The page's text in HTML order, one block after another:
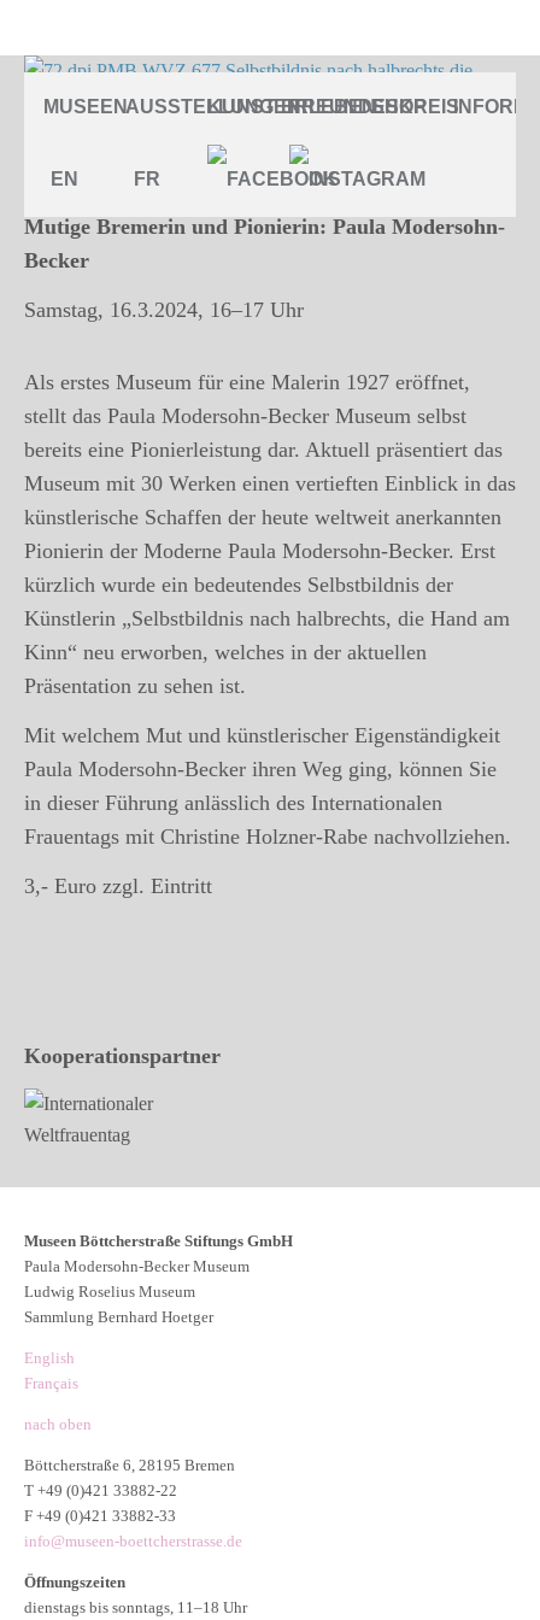
MUSEENAUSSTELLUNGEN
KUNST ERLEBENFREUNDESKREIS
SHOP
EN FR
Mutige Bremerin und Pionierin: Paula
Modersohn-Becker
Führung im Rahmen des Internationalen
Frauentags
Mutige Bremerin und Pionierin: Paula Modersohn-
Becker
Samstag, 16.3.2024, 16–17 Uhr
Als erstes Museum für eine Malerin 1927 eröffnet,
stellt das Paula Modersohn-Becker Museum selbst
bereits eine Pionierleistung dar. Aktuell präsentiert das
Museum mit 30 Werken einen vertieften Einblick in das
künstlerische Schaffen der heute weltweit anerkannten
Pionierin der Moderne Paula Modersohn-Becker. Erst
kürzlich wurde ein bedeutendes Selbstbildnis der
Künstlerin „Selbstbildnis nach halbrechts, die Hand am
Kinn“ neu erworben, welches in der aktuellen
Präsentation zu sehen ist.
Mit welchem Mut und künstlerischer Eigenständigkeit
Paula Modersohn-Becker ihren Weg ging, können Sie
in dieser Führung anlässlich des Internationalen
Frauentags mit Christine Holzner-Rabe nachvollziehen.
3,- Euro zzgl. Eintritt
Kooperationspartner
Museen Böttcherstraße Stiftungs GmbH
Paula Modersohn-Becker Museum
Ludwig Roselius Museum
Sammlung Bernhard Hoetger
English
Français
nach oben
Böttcherstraße 6, 28195 Bremen
T +49 (0)421 33882-22
F +49 (0)421 33882-33
info@museen-boettcherstrasse.de
Öffnungszeiten
dienstags bis sonntags, 11–18 Uhr